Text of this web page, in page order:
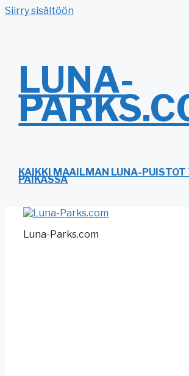
Siirry sisältöön
LUNA-
KAIKKI MAAILMAN LUNA-PUISTOT
PAIKASSA
Luna-Parks.com